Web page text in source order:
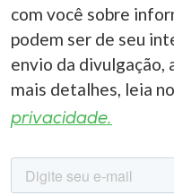
com você sobre
podem ser de seu
envio da divulgação,
mais detalhes, leia
privacidade.